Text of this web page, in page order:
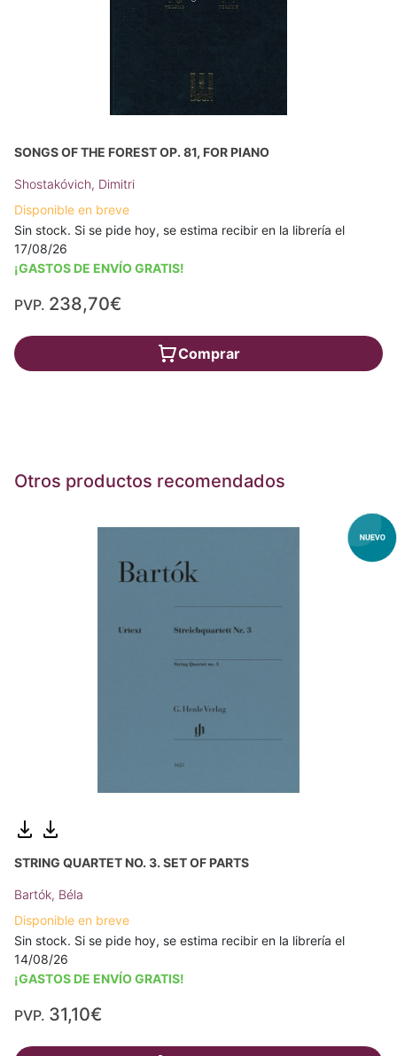
SONGS OF THE FOREST OP. 81, FOR PIANO
Shostakóvich, Dimitri
Disponible en breve
Sin stock. Si se pide hoy, se estima recibir en la librería el
17/08/26
¡GASTOS DE ENVÍO GRATIS!
PVP. 238,70€
Comprar
Otros productos recomendados
STRING QUARTET NO. 3. SET OF PARTS
Bartók, Béla
Disponible en breve
Sin stock. Si se pide hoy, se estima recibir en la librería el
14/08/26
¡GASTOS DE ENVÍO GRATIS!
PVP. 31,10€